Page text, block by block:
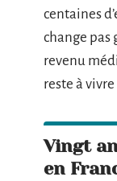
centaines
change pas
revenu
reste à
Vingt
en